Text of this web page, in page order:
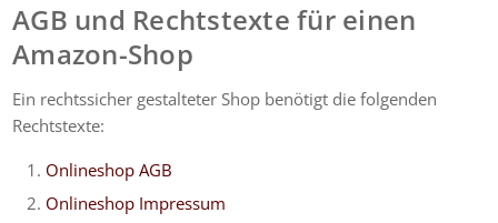
AGB und Rechtstexte für einen
Amazon-Shop
Ein rechtssicher gestalteter Shop benötigt die folgenden
Rechtstexte:
Onlineshop AGB
Onlineshop Impressum